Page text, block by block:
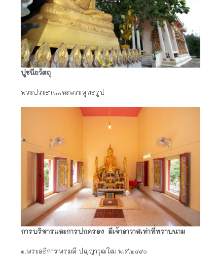
ปูชนียวัตถุ
พระประธานและพระพุทธรูป
การบริหารและการปกครอง มีเจ้าอาวาสเท่าที่ทราบนาม
๑.พระอธิการพรมมี ปญฺญาวุฒโฒ พ.ศ.๒๔๕๐